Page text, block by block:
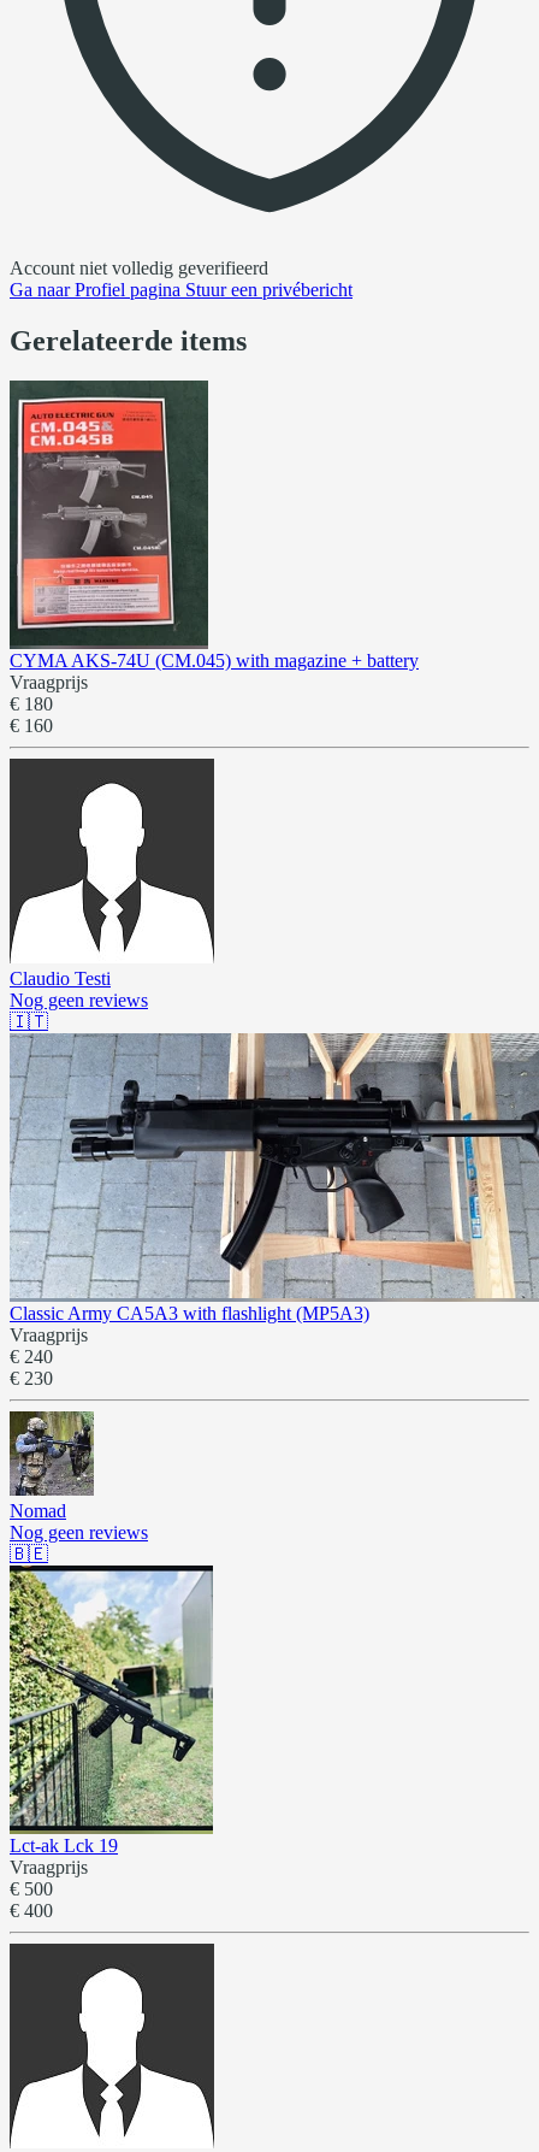
Account niet volledig geverifieerd
Ga naarProfiel pagina Stuur een privébericht
Gerelateerde items
CYMA AKS-74U (CM.045) with magazine + battery
Vraagprijs
€ 180
€ 160
Claudio Testi
Nog geen reviews
🇮🇹
Classic Army CA5A3 with flashlight (MP5A3)
Vraagprijs
€ 240
€ 230
Nomad
Nog geen reviews
🇧🇪
Lct-ak Lck 19
Vraagprijs
€ 500
€ 400